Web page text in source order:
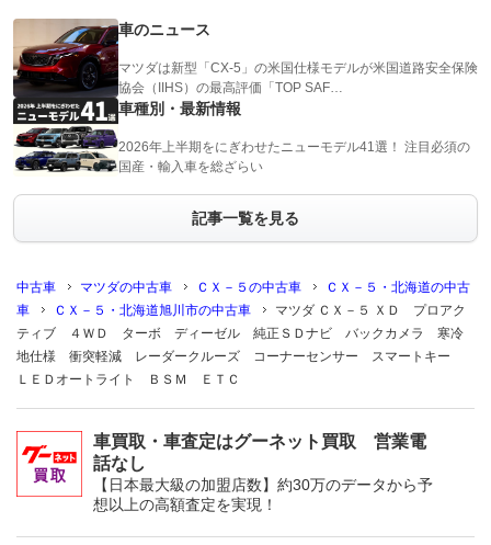
車のニュース
マツダは新型「CX-5」の米国仕様モデルが米国道路安全保険
協会（IIHS）の最高評価「TOP SAF…
車種別・最新情報
2026年上半期をにぎわせたニューモデル41選！ 注目必須の
国産・輸入車を総ざらい
記事一覧を見る
中古車 マツダの中古車 ＣＸ－５の中古車
ＣＸ－５・北海道の中古
車
ＣＸ－５・北海道旭川市の中古車
マツダ ＣＸ－５ ＸＤ プロアク
ティブ ４ＷＤ ターボ ディーゼル 純正ＳＤナビ バックカメラ 寒冷
地仕様 衝突軽減 レーダークルーズ コーナーセンサー スマートキー
ＬＥＤオートライト ＢＳＭ ＥＴＣ
車買取・車査定はグーネット買取 営業電
話なし
【日本最大級の加盟店数】約30万のデータから予
想以上の高額査定を実現！